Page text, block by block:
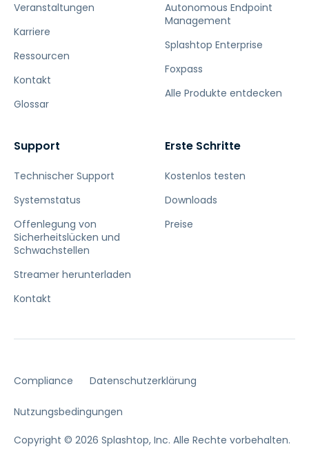
Veranstaltungen
Karriere
Ressourcen
Kontakt
Glossar
Autonomous Endpoint
Management
Splashtop Enterprise
Foxpass
Alle Produkte entdecken
Support
Technischer Support
Systemstatus
Offenlegung von
Sicherheitslücken und
Schwachstellen
Streamer herunterladen
Kontakt
Erste Schritte
Kostenlos testen
Downloads
Preise
Compliance Datenschutzerklärung
Nutzungsbedingungen
Copyright © 2026 Splashtop, Inc. Alle Rechte vorbehalten.